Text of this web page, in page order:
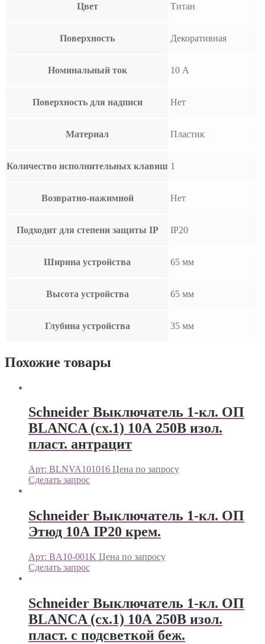
Цвет Титан
Поверхность Декоративная
Номинальный ток 10 А
Поверхность для надписи Нет
Материал Пластик
Количество исполнительных клавиш 1
Возвратно-нажимной Нет
Подходит для степени защиты IP IP20
Ширина устройства 65 мм
Высота устройства 65 мм
Глубина устройства 35 мм
Похожие товары
Schneider Выключатель 1-кл. ОП
BLANCA (сх.1) 10А 250В изол.
пласт. антрацит
Арт: BLNVA101016 Цена по запросу
Сделать запрос
Schneider Выключатель 1-кл. ОП
Этюд 10А IP20 крем.
Арт: BA10-001K Цена по запросу
Сделать запрос
Schneider Выключатель 1-кл. ОП
BLANCA (сх.1) 10А 250В изол.
пласт. с подсветкой беж.